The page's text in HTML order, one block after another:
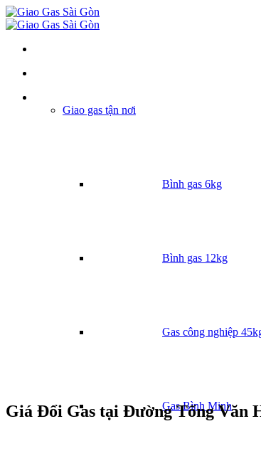
Giao gas tận nơi
Bình gas 6kg
Bình gas 12kg
Gas công nghiệp
Gas Bình Minh
Giá Đổi Gas tại Đường Tống Văn